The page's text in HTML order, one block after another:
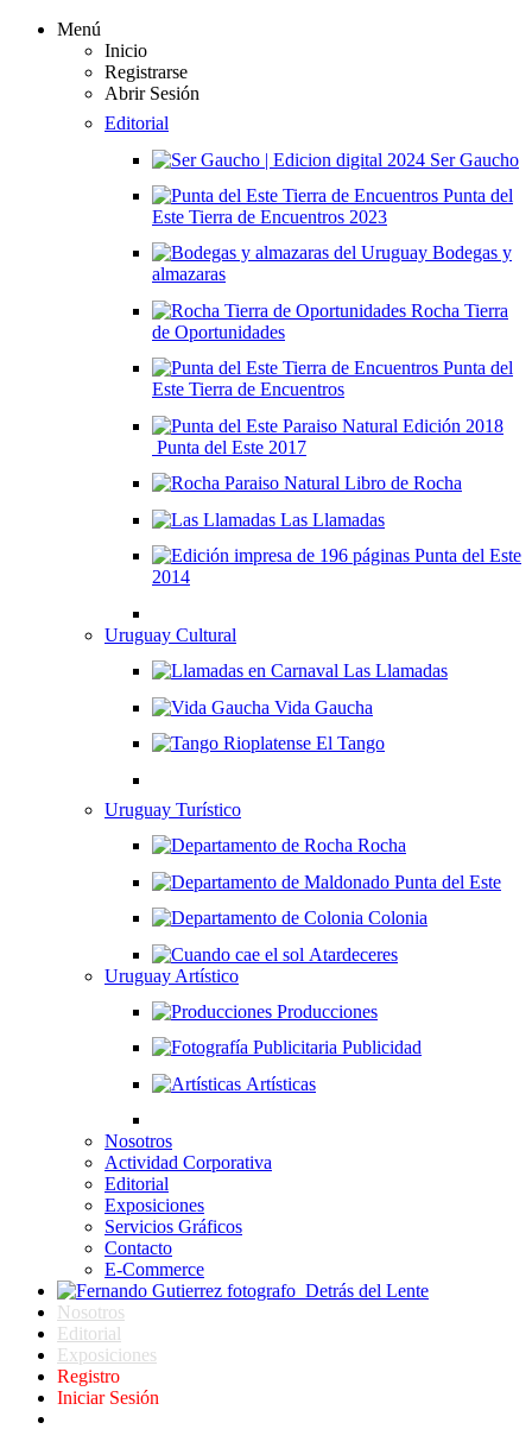
Menú
Inicio
Registrarse
Abrir Sesión
Editorial
Ser Gaucho
Punta del
Este Tierra de Encuentros 2023
Bodegas y
almazaras
Rocha Tierra
de Oportunidades
Punta del
Este Tierra de Encuentros
Punta del Este 2017
Libro de Rocha
Las Llamadas
Punta del Este
2014
Uruguay Cultural
Las Llamadas
Vida Gaucha
El Tango
Uruguay Turístico
Rocha
Punta del Este
Colonia
Atardeceres
Uruguay Artístico
Producciones
Publicidad
Artísticas
Nosotros
Actividad Corporativa
Editorial
Exposiciones
Servicios Gráficos
Contacto
E-Commerce
Detrás del Lente
Nosotros
Editorial
Exposiciones
Registro
Iniciar Sesión